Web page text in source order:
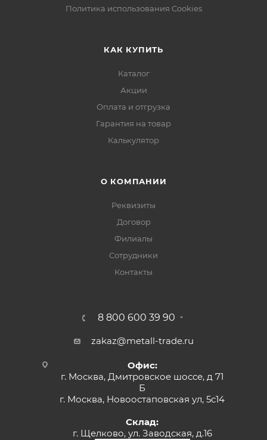
Политика использования Cookies
КАК КУПИТЬ
Каталог
Акции
Оплата и отгрузка
Гарантия на товар
Калькулятор
О КОМПАНИИ
Реквизиты
Договор
Филиалы
Сотрудники
Контакты
8 800 600 39 90
zakaz@metall-trade.ru
Офис:
г. Москва, Дмитровское шоссе, д 71
Б
г. Москва, Новоостаповская ул, 5с14
Склад:
г. Щелково, ул. Заводская, д.16